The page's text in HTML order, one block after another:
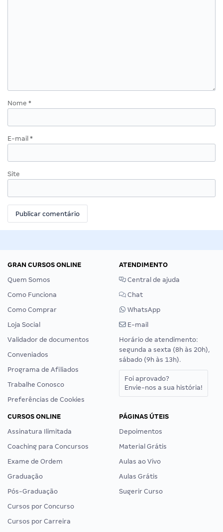
Nome *
E-mail *
Site
GRAN CURSOS ONLINE
Quem Somos
Como Funciona
Como Comprar
Loja Social
Validador de documentos
Conveniados
Programa de Afiliados
Trabalhe Conosco
Preferências de Cookies
ATENDIMENTO
Central de ajuda
Chat
WhatsApp
E-mail
Horário de atendimento:
segunda a sexta (8h às 20h),
sábado (9h às 13h).
Foi aprovado?
Envie-nos a sua história!
CURSOS ONLINE
Assinatura Ilimitada
Coaching para Concursos
Exame de Ordem
Graduação
Pós-Graduação
Cursos por Concurso
Cursos por Carreira
PÁGINAS ÚTEIS
Depoimentos
Material Grátis
Aulas ao Vivo
Aulas Grátis
Sugerir Curso